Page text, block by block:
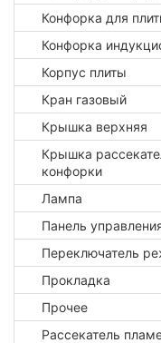
Конфорка для
Конфорка
Корпус плиты
Кран газовый
Крышка верхняя
Крышка
конфорки
Лампа
Панель
Переключатель
Прокладка
Прочее
Рассекатель